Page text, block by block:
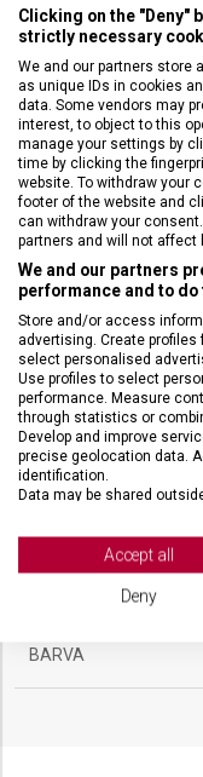
nad nejmenšími detaily
vhodná do myčky nádobí.
DRUH ZBOŽÍ
ZÁRUKA
HMOTNOST
BARVA
Clicking on the "Deny"
strictly necessary
We and our partners store
as unique IDs in cookies
data. Some vendors may
interest, to object to this
manage your settings by
time by clicking the
website. To withdraw your
footer of the website and
can withdraw your
partners and will not affect
We and our partners
performance and to
Store and/or access
advertising. Create
select personalised
Use profiles to select
performance. Measure
through statistics or
Develop and improve
precise geolocation data.
identification.
Data may be shared
View Partner List (2
We use your data for the
Store and/or access
Accept all
Deny